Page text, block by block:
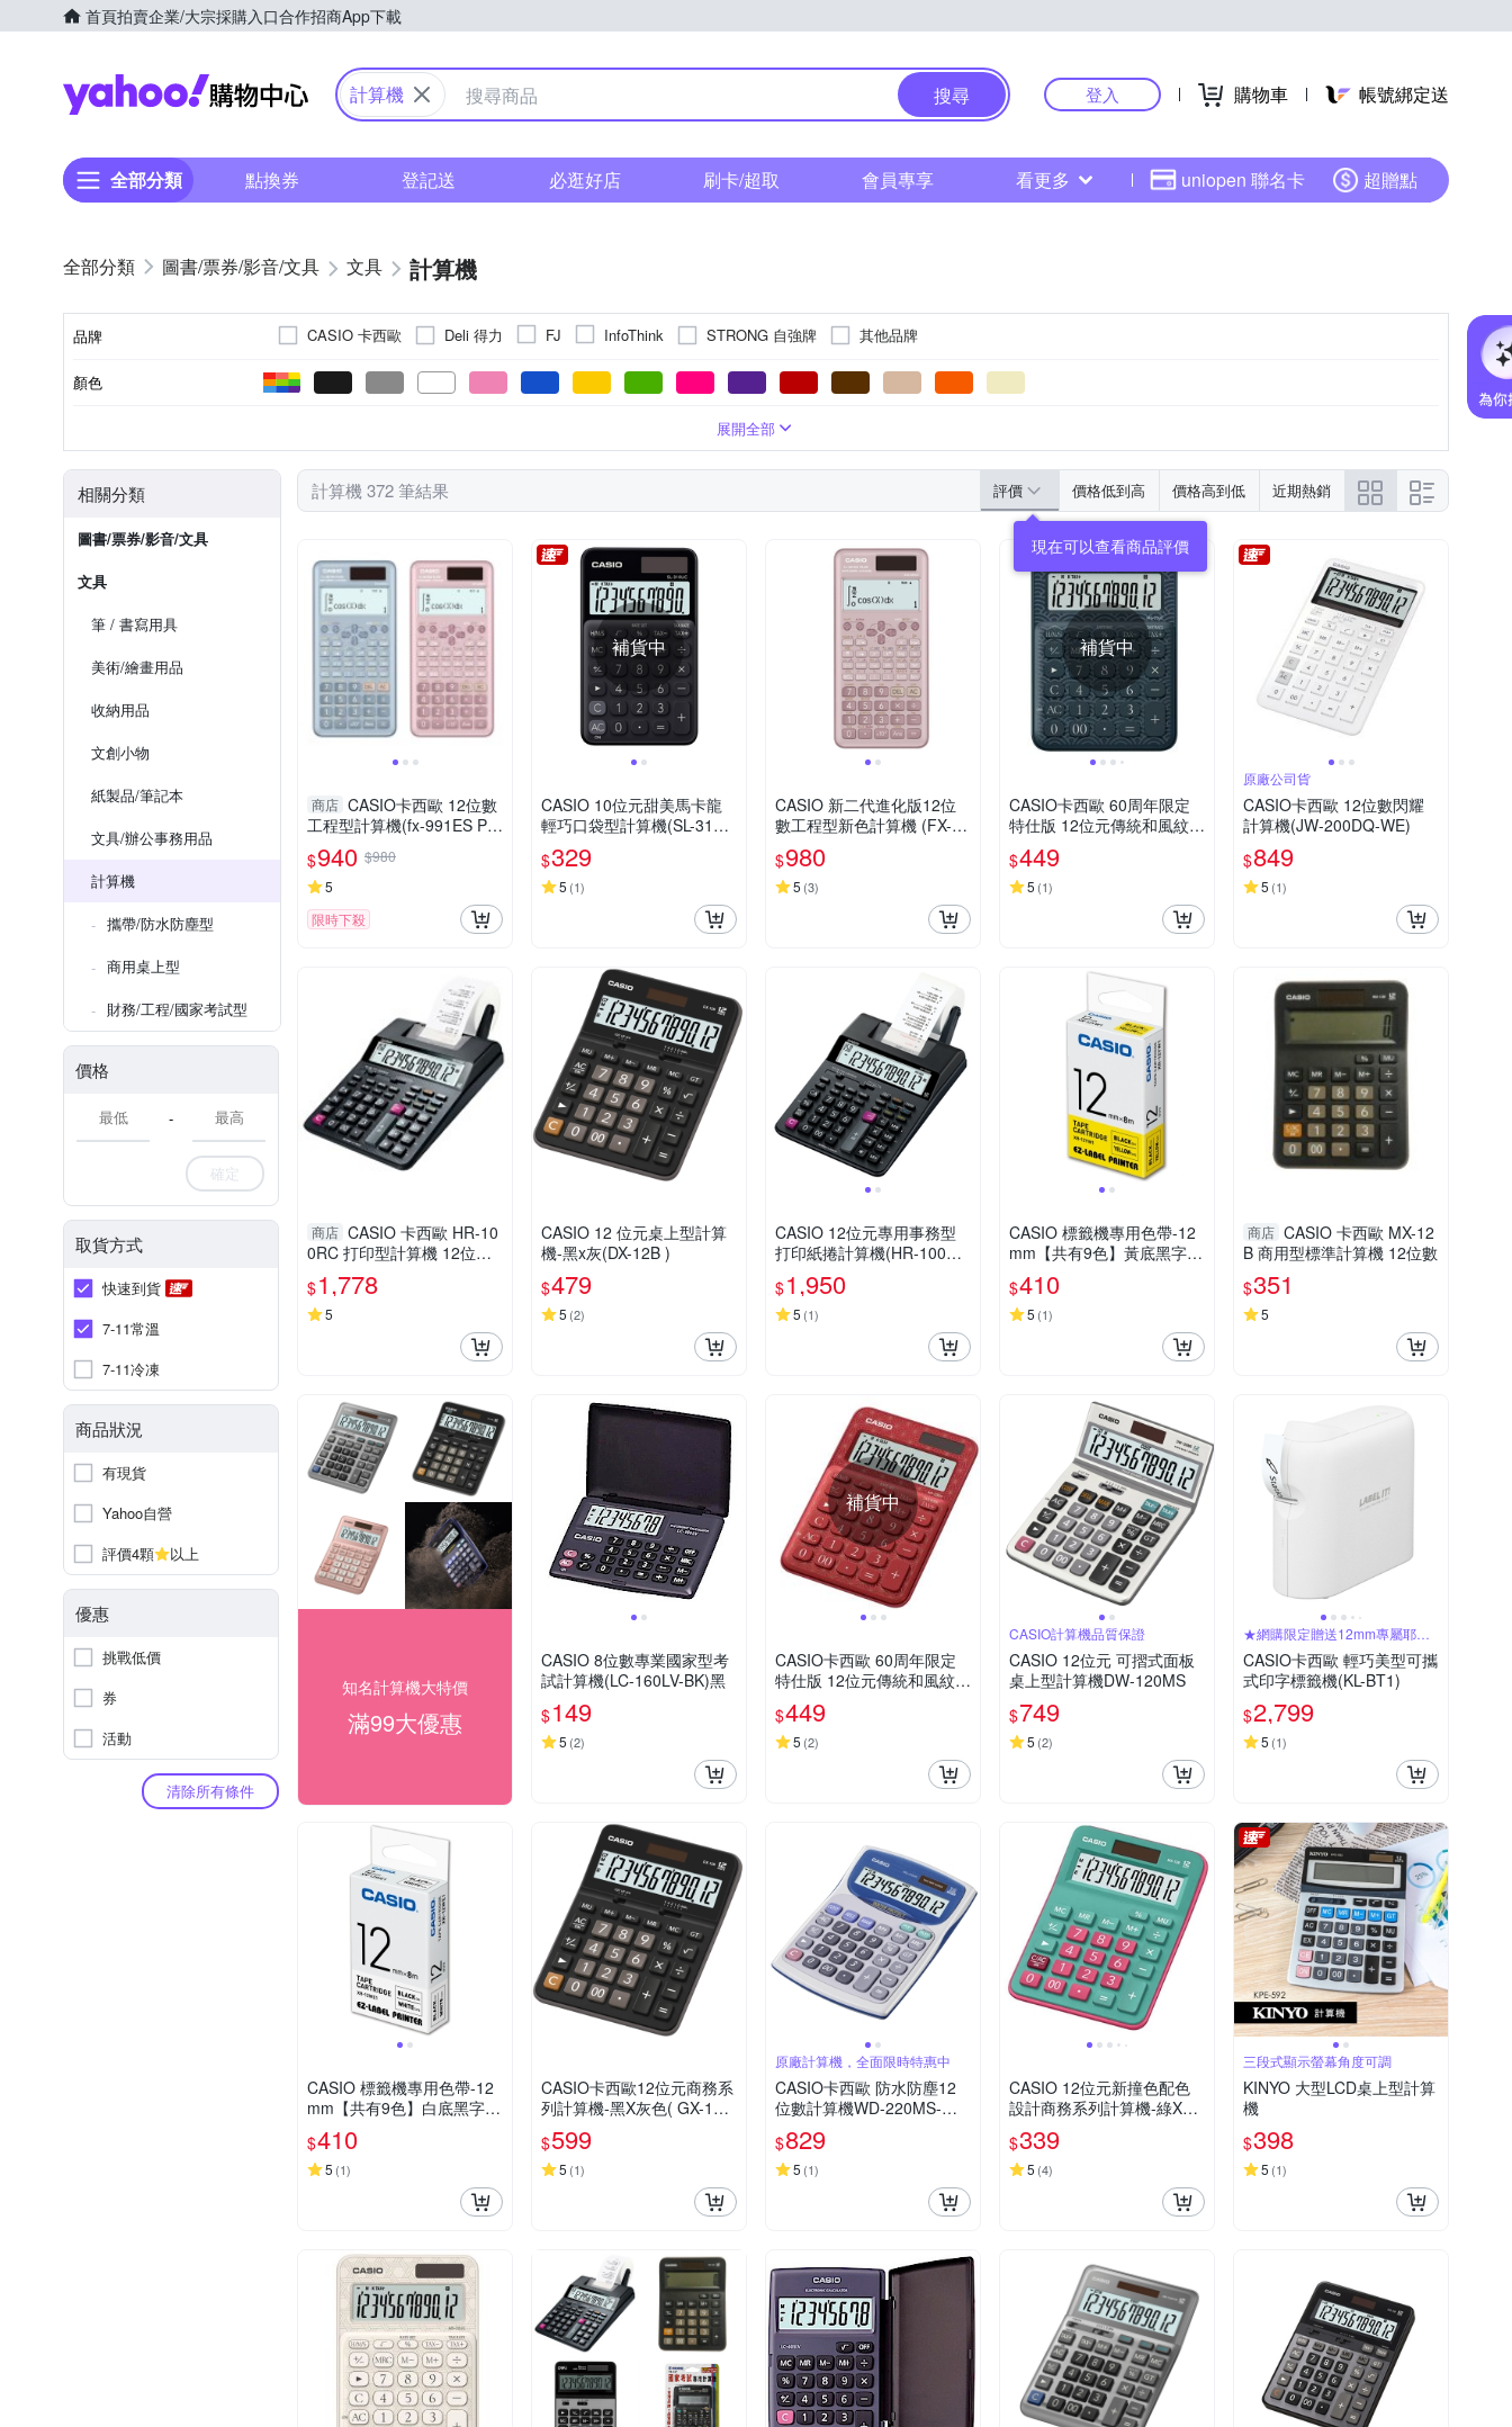
首頁拍賣企業/大宗採購入口合作招商App下載
Yahoo購物中心
計算機 搜尋 登入 購物車 帳號綁定送
全部分類 點換券 登記送 必逛好店 刷卡/超取 會員專享 看更多 uniopen 聯名卡 超贈點
圖書/票券/影音/文具 文具 計算機
品牌 CASIO 卡西歐 Deli 得力 FJ InfoThink STRONG 自強牌 其他品牌
顏色
展開全部
相關分類
圖書/票券/影音/文具
文具
筆 / 書寫用具
美術/繪畫用品
收納用品
文創小物
紙製品/筆記本
文具/辦公事務用品
計算機
攜帶/防水防塵型
商用桌上型
財務/工程/國家考試型
價格
-
確定
取貨方式
快速到貨
7-11常溫
7-11冷凍
商品狀況
有現貨
Yahoo自營
評價4顆
以上
優惠
挑戰低價
券
活動
清除所有條件
計算機 372 筆結果 評價 價格低到高 價格高到低 近期熱銷
商店 CASIO卡西歐 12位數
工程型計算機(fx-991ES PL
US-2)-藍/藕粉
$940 $980
5
限時下殺
補貨中
CASIO 10位元甜美馬卡龍
輕巧口袋型計算機(SL-310U
C-BK)-黑色
$329
5 (1)
CASIO 新二代進化版12位
數工程型新色計算機 (FX-99
1ES PLUS-2-PK)莫蘭迪藕
粉紅色
$980
5 (3)
補貨中
CASIO卡西歐 60周年限定
特仕版 12位元傳統和風紋樣
桌上型計算機-海波藍(MS-2
0UC-JBU)
$449
5 (1)
原廠公司貨
CASIO卡西歐 12位數閃耀
計算機(JW-200DQ-WE)
$849
5 (1)
商店 CASIO 卡西歐 HR-10
0RC 打印型計算機 12位數
紙捲
$1,778
5
CASIO 12 位元桌上型計算
機-黑x灰(DX-12B )
$479
5 (2)
CASIO 12位元專用事務型
打印紙捲計算機(HR-100RC
-BK)
$1,950
5 (1)
CASIO 標籤機專用色帶-12
mm【共有9色】黃底黑字-X
R-12YW1
$410
5 (1)
商店 CASIO 卡西歐 MX-12
B 商用型標準計算機 12位數
$351
5
知名計算機大特價
滿99大優惠
CASIO 8位數專業國家型考
試計算機(LC-160LV-BK)黑
$149
5 (2)
補貨中
CASIO卡西歐 60周年限定
特仕版 12位元傳統和風紋樣
桌上型計算機-麻葉紅(MS-2
0UC-JRD)
$449
5 (2)
CASIO計算機品質保證
CASIO 12位元 可摺式面板
桌上型計算機DW-120MS
$749
5 (2)
★網購限定贈送12mm專屬耶誕
色帶乙捲★
CASIO卡西歐 輕巧美型可攜
式印字標籤機(KL-BT1)
$2,799
5 (1)
CASIO 標籤機專用色帶-12
mm【共有9色】白底黑字-X
R-12WE1
$410
5 (1)
CASIO卡西歐12位元商務系
列計算機-黑X灰色( GX-12B
) .
$599
5 (1)
原廠計算機，全面限時特惠中
CASIO卡西歐 防水防塵12
位數計算機WD-220MS-WE
白
$829
5 (1)
CASIO 12位元新撞色配色
設計商務系列計算機-綠X桃
紅(MX-12B-GNR)
$339
5 (4)
三段式顯示螢幕角度可調
KINYO 大型LCD桌上型計算
機
$398
5 (1)